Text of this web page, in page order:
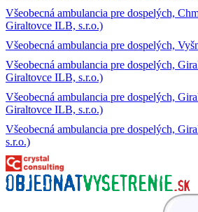
Všeobecná ambulancia pre dospelých,
Giraltovce ILB, s.r.o.)
Všeobecná ambulancia pre dospelých,
Všeobecná ambulancia pre dospelých,
Giraltovce ILB, s.r.o.)
Všeobecná ambulancia pre dospelých,
Giraltovce ILB, s.r.o.)
Všeobecná ambulancia pre dospelých,
s.r.o.)